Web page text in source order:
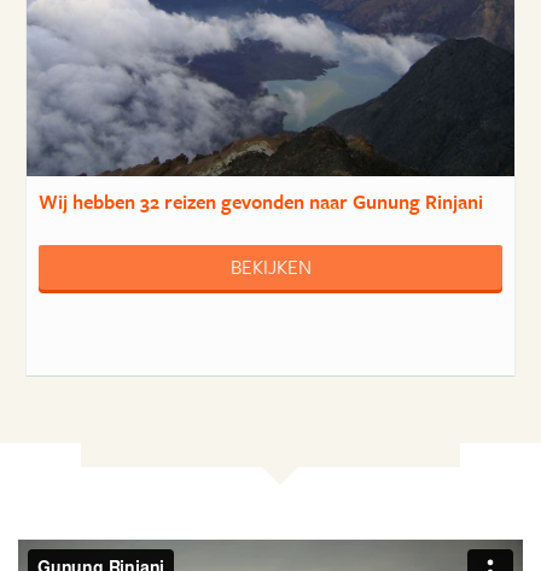
Wij hebben32 reizengevonden naar Gunung Rinjani
BEKIJKEN